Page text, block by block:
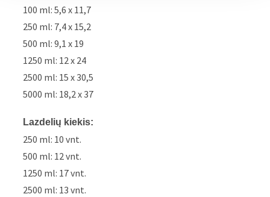
100 ml: 5,6 x 11,7
250 ml: 7,4 x 15,2
500 ml: 9,1 x 19
1250 ml: 12 x 24
2500 ml: 15 x 30,5
5000 ml: 18,2 x 37
Lazdelių kiekis:
250 ml: 10 vnt.
500 ml: 12 vnt.
1250 ml: 17 vnt.
2500 ml: 13 vnt.